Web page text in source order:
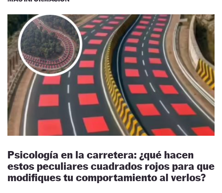
Psicología en la carretera: ¿qué hacen
estos peculiares cuadrados rojos para que
modifiques tu comportamiento al verlos?